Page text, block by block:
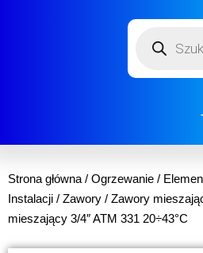
Strona główna / Ogrzewanie /
Instalacji / Zawory / Zawory
mieszający 3/4″ ATM 331 20÷43°C